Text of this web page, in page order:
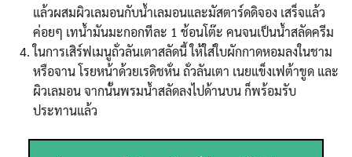
แล้วผสมผิวเลมอนกับน้ำเลมอนและมัสตาร์ดดิจอง เสร็จแล้ว
ค่อยๆ เทน้ำมันมะกอกทีละ 1 ช้อนโต๊ะ คนจนเป็นน้ำสลัดครีม
ในการเสิร์ฟเมนูถั่วลันเตาสลัดนี้ ให้ใส่ใบผักกาดหอมลงในชาม
หรือจาน โรยหน้าด้วยเรดิชหั่น ถั่วลันเตา เนยแข็งเฟต้าขูด และ
ผิวเลมอน จากนั้นพรมน้ำสลัดลงไปด้านบน ก็พร้อมรับ
ประทานแล้ว